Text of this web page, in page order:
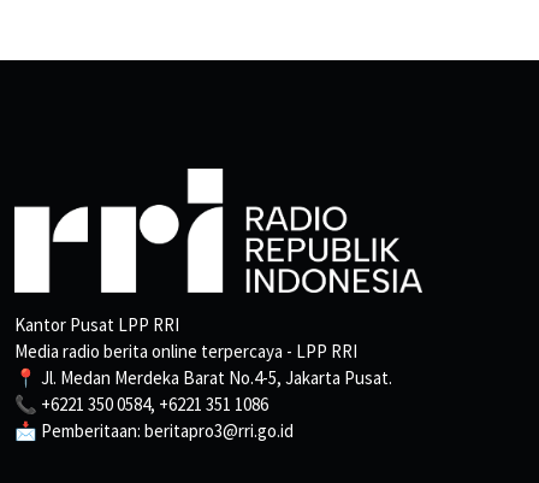
Kantor Pusat LPP RRI
Media radio berita online terpercaya - LPP RRI
📍 Jl. Medan Merdeka Barat No.4-5, Jakarta Pusat.
📞 +6221 350 0584, +6221 351 1086
📩 Pemberitaan: beritapro3@rri.go.id